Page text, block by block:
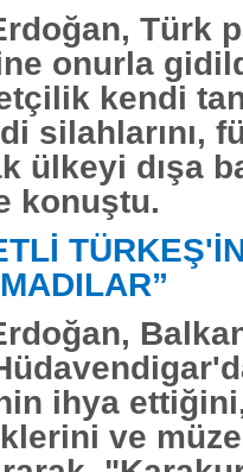
Türk
onurla
kendi
silahlarını,
ülkeyi dışa
konuştu.
ihya
ve